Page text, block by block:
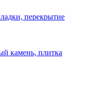
перекрытие
камень, плитка